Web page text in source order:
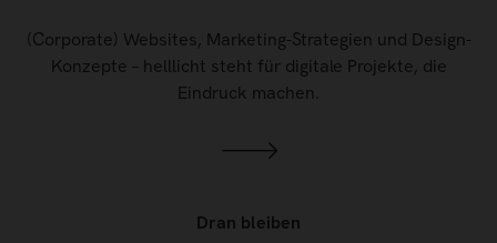
(Corporate) Websites, Marketing-Strategien und Design-
Konzepte – helllicht steht für digitale Projekte, die
Eindruck machen.
Dran bleiben